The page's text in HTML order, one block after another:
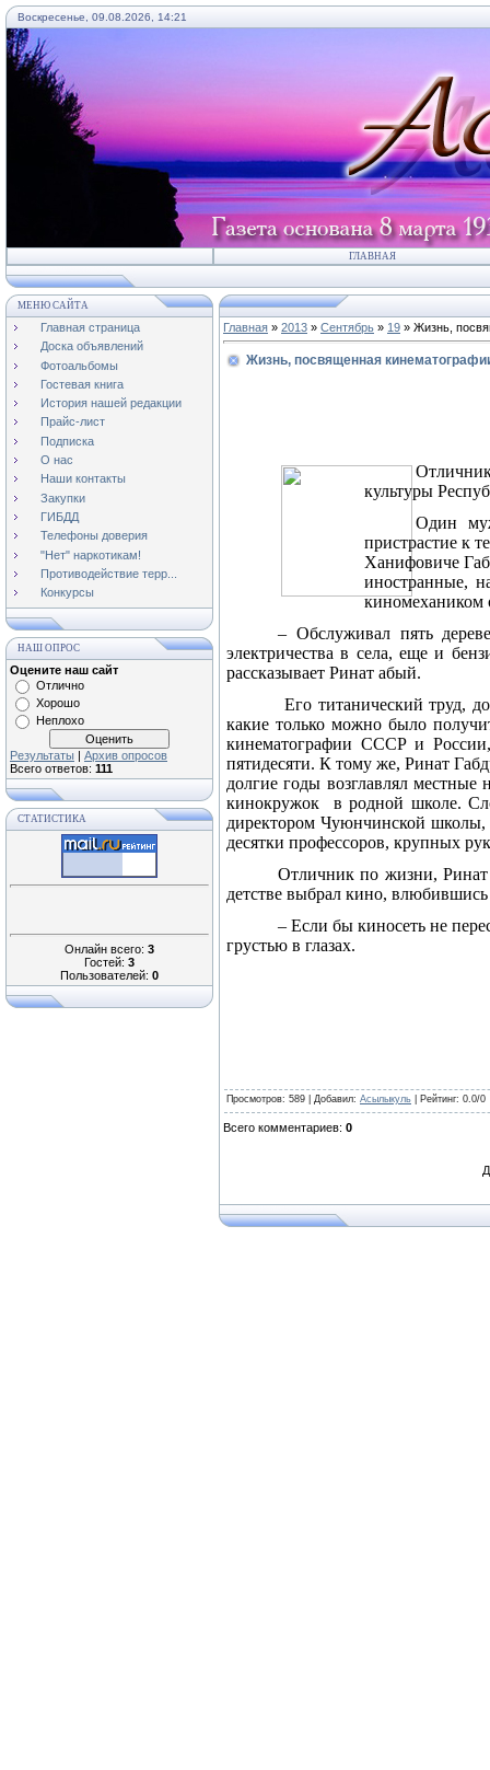
Воскресенье, 09.08.2026, 14:21
ГЛАВНАЯ
МЕНЮ САЙТА
Главная страница
Доска объявлений
Фотоальбомы
Гостевая книга
История нашей редакции
Прайс-лист
Подписка
О нас
Наши контакты
Закупки
ГИБДД
Телефоны доверия
"Нет" наркотикам!
Противодействие терр...
Конкурсы
НАШ ОПРОС
Оцените наш сайт
Отлично
Хорошо
Неплохо
Результаты | Архив опросов
Всего ответов: 111
СТАТИСТИКА
Онлайн всего: 3
Гостей: 3
Пользователей: 0
Главная » 2013 » Сентябрь » 19 » Жизнь,
Жизнь, посвященная
культуры
Один
пристрастие к
Ханифовиче
иностранные,
киномехаником
– Обслуживал пять
электричества в села, еще и
рассказывает Ринат абый.
Его титанический труд,
какие только можно было
кинематографии СССР и России,
пятидесяти. К тому же, Ринат
долгие годы возглавлял
кинокружок
в родной школе.
директором Чуюнчинской школы,
десятки профессоров, крупных
Отличник по жизни,
детстве выбрал кино,
– Если бы киносеть не
грустью в глазах.
Просмотров: 589 | Добавил: Асылыкуль Рейтинг: 0.0/0
Всего комментариев: 0